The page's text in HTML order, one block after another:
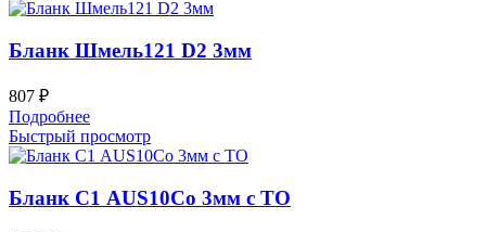
Бланк Шмель121 D2 3мм
807 ₽
Подробнее
Быстрый просмотр
Бланк С1 AUS10Co 3мм с ТО